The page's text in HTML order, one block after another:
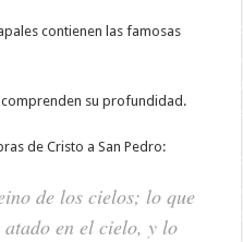
contienen las famosas
su profundidad.
de Cristo a San Pedro:
de los cielos; lo que
en el cielo, y lo